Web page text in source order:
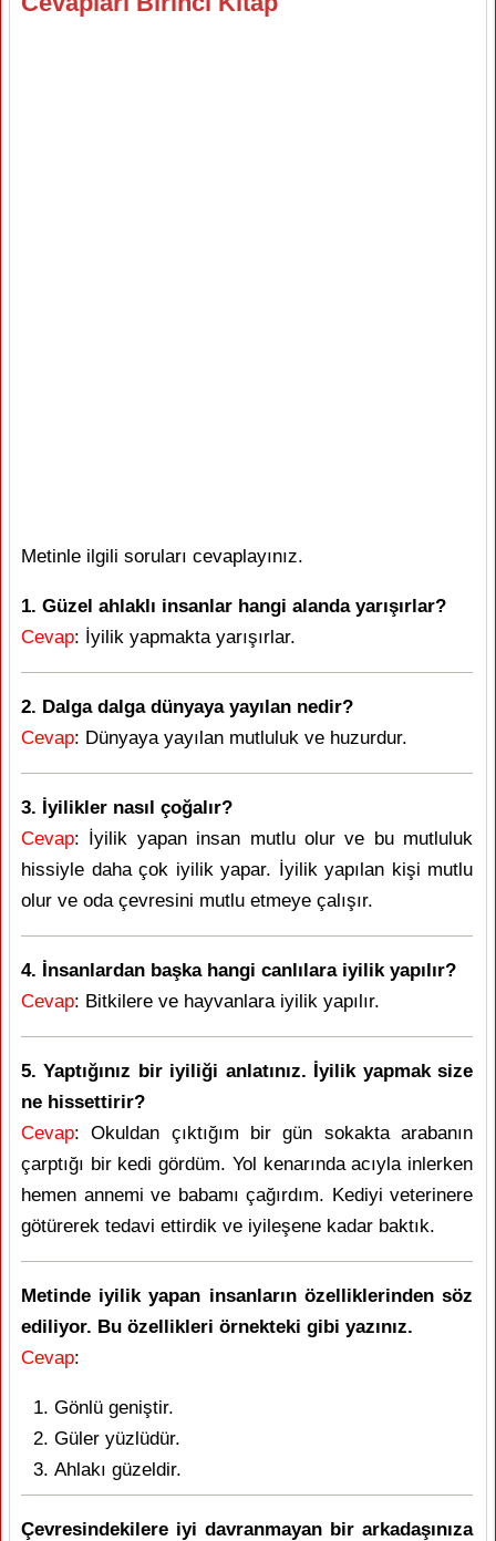
Metinle ilgili soruları cevaplayınız.
1. Güzel ahlaklı insanlar hangi alanda yarışırlar?
Cevap: İyilik yapmakta yarışırlar.
2. Dalga dalga dünyaya yayılan nedir?
Cevap: Dünyaya yayılan mutluluk ve huzurdur.
3. İyilikler nasıl çoğalır?
Cevap: İyilik yapan insan mutlu olur ve bu mutluluk
hissiyle daha çok iyilik yapar. İyilik yapılan kişi mutlu
olur ve oda çevresini mutlu etmeye çalışır.
4. İnsanlardan başka hangi canlılara iyilik yapılır?
Cevap: Bitkilere ve hayvanlara iyilik yapılır.
5. Yaptığınız bir iyiliği anlatınız. İyilik yapmak size
ne hissettirir?
Cevap: Okuldan çıktığım bir gün sokakta arabanın
çarptığı bir kedi gördüm. Yol kenarında acıyla inlerken
hemen annemi ve babamı çağırdım. Kediyi veterinere
götürerek tedavi ettirdik ve iyileşene kadar baktık.
Metinde iyilik yapan insanların özelliklerinden söz
ediliyor. Bu özellikleri örnekteki gibi yazınız.
Cevap:
Gönlü geniştir.
Güler yüzlüdür.
Ahlakı güzeldir.
Çevresindekilere iyi davranmayan bir arkadaşınıza